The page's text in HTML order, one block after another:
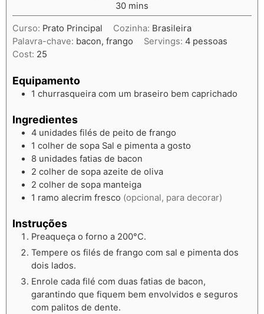
30 mins
Curso: Prato Principal Cozinha: Brasileira
Palavra-chave: bacon, frango Servings: 4 pessoas
Cost: 25
Equipamento
1 churrasqueira com um braseiro bem caprichado
Ingredientes
4 unidades filés de peito de frango
1 colher de sopa Sal e pimenta a gosto
8 unidades fatias de bacon
2 colher de sopa azeite de oliva
2 colher de sopa manteiga
1 ramo alecrim fresco (opcional, para decorar)
Instruções
Preaqueça o forno a 200°C.
Tempere os filés de frango com sal e pimenta dos
dois lados.
Enrole cada filé com duas fatias de bacon,
garantindo que fiquem bem envolvidos e seguros
com palitos de dente.